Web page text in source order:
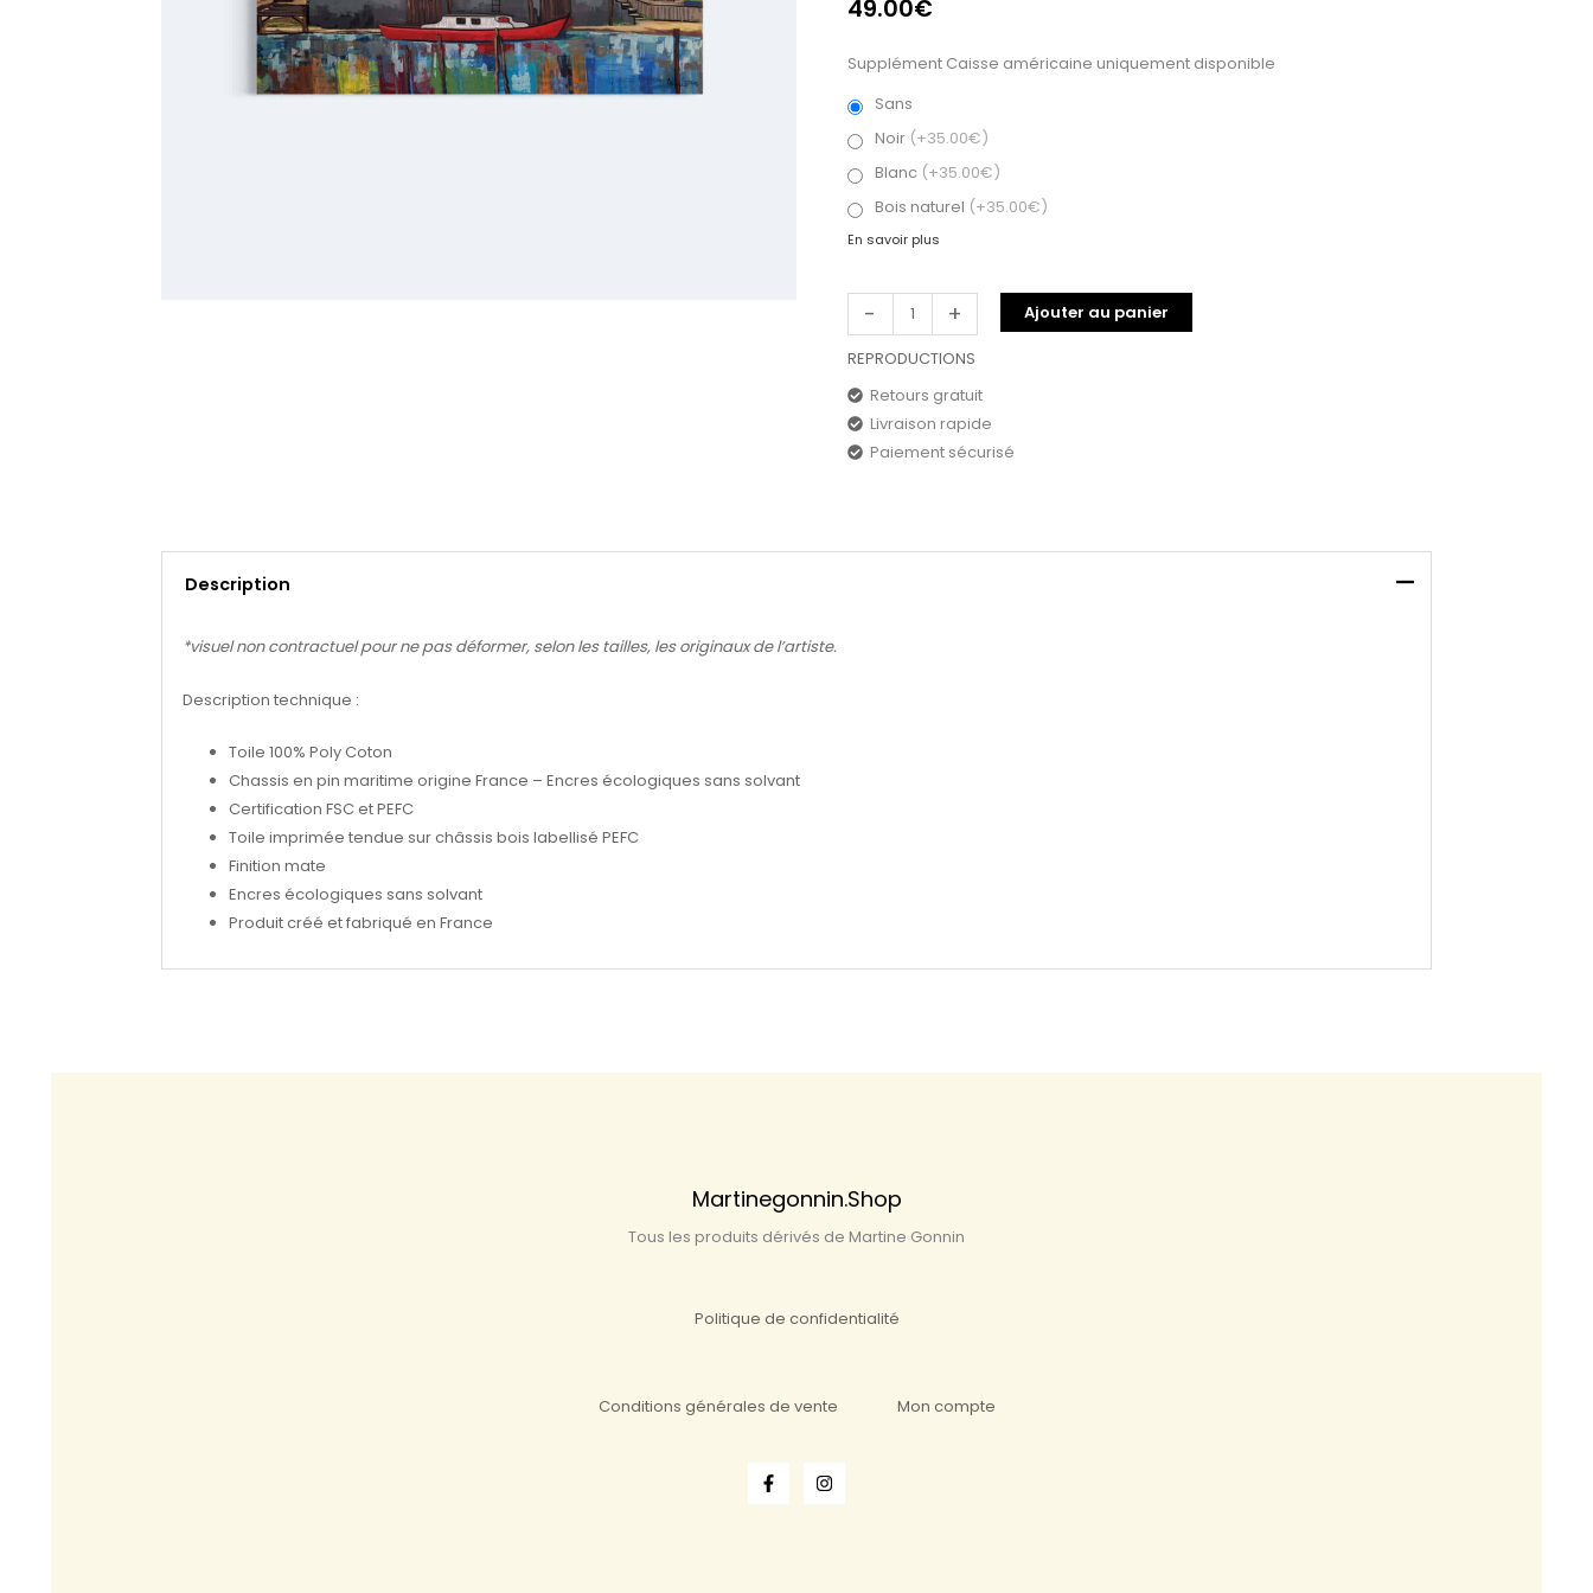
49.00€
Supplément Caisse américaine uniquement disponible
Sans
Noir (+35.00€)
Blanc (+35.00€)
Bois naturel (+35.00€)
En savoir plus
- + Ajouter au panier
REPRODUCTIONS
Retours gratuit
Livraison rapide
Paiement sécurisé
Description
*visuel non contractuel pour ne pas déformer, selon les tailles, les originaux de l’artiste.
Description technique :
Toile 100% Poly Coton
Chassis en pin maritime origine France – Encres écologiques sans solvant
Certification FSC et PEFC
Toile imprimée tendue sur châssis bois labellisé PEFC
Finition mate
Encres écologiques sans solvant
Produit créé et fabriqué en France
Martinegonnin.shop
Tous les produits dérivés de Martine Gonnin
Politique de confidentialité
Conditions générales de vente Mon compte